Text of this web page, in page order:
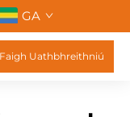
GA
Faigh Uathbhreithniú